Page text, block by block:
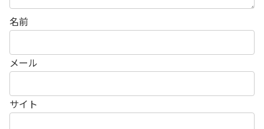
名前
メール
サイト